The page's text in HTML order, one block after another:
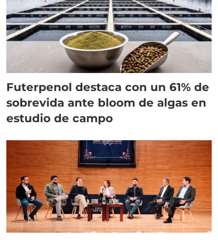
Futerpenol destaca con un 61% de
sobrevida ante bloom de algas en
estudio de campo